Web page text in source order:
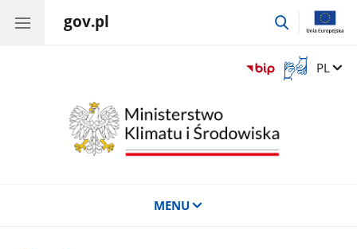
gov.pl
przejdź
Otwórz
okno
Zmień
PL
MENU